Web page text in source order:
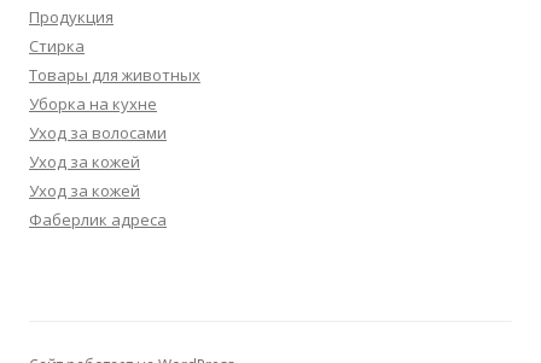
Продукция
Стирка
Товары для животных
Уборка на кухне
Уход за волосами
Уход за кожей
Уход за кожей
Фаберлик адреса